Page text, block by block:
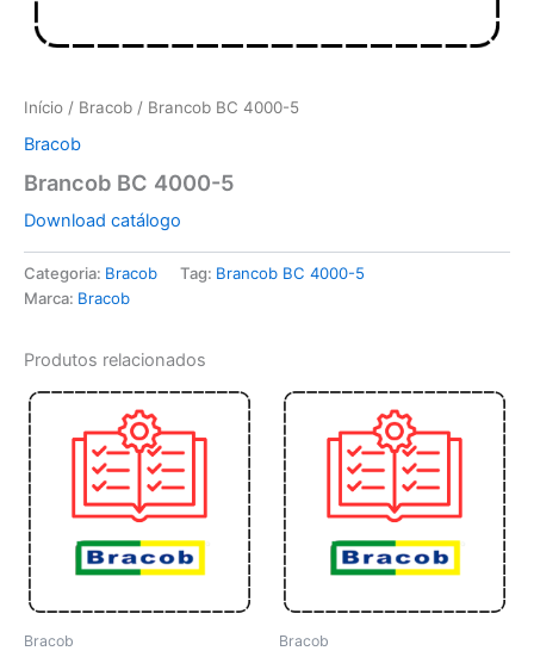
Início / Bracob / Brancob BC 4000-5
Bracob
Brancob BC 4000-5
Download catálogo
Categoria: Bracob Tag: Brancob BC 4000-5
Marca: Bracob
Produtos relacionados
Bracob Bracob